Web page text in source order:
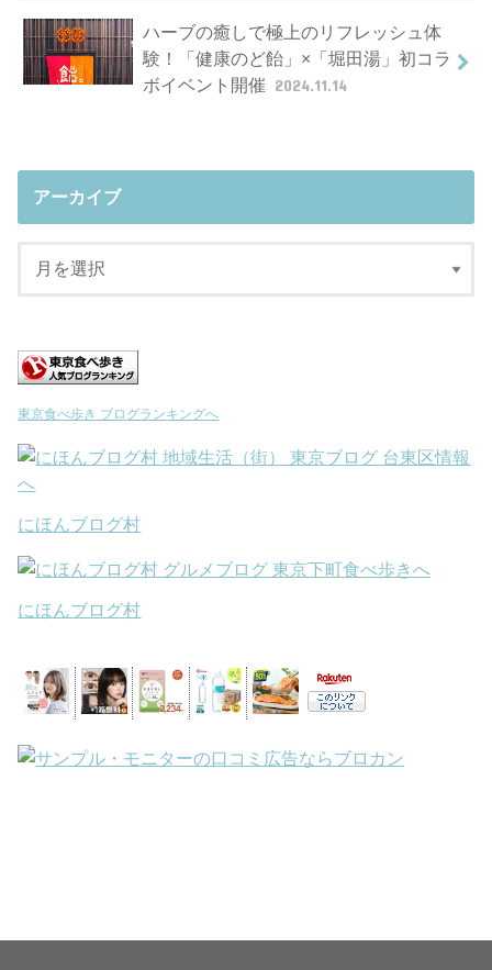
ハーブの癒しで極上のリフレッシュ体
験！「健康のど飴」×「堀田湯」初コラ
ボイベント開催 2024.11.14
アーカイブ
東京食べ歩き ブログランキングへ
にほんブログ村
にほんブログ村